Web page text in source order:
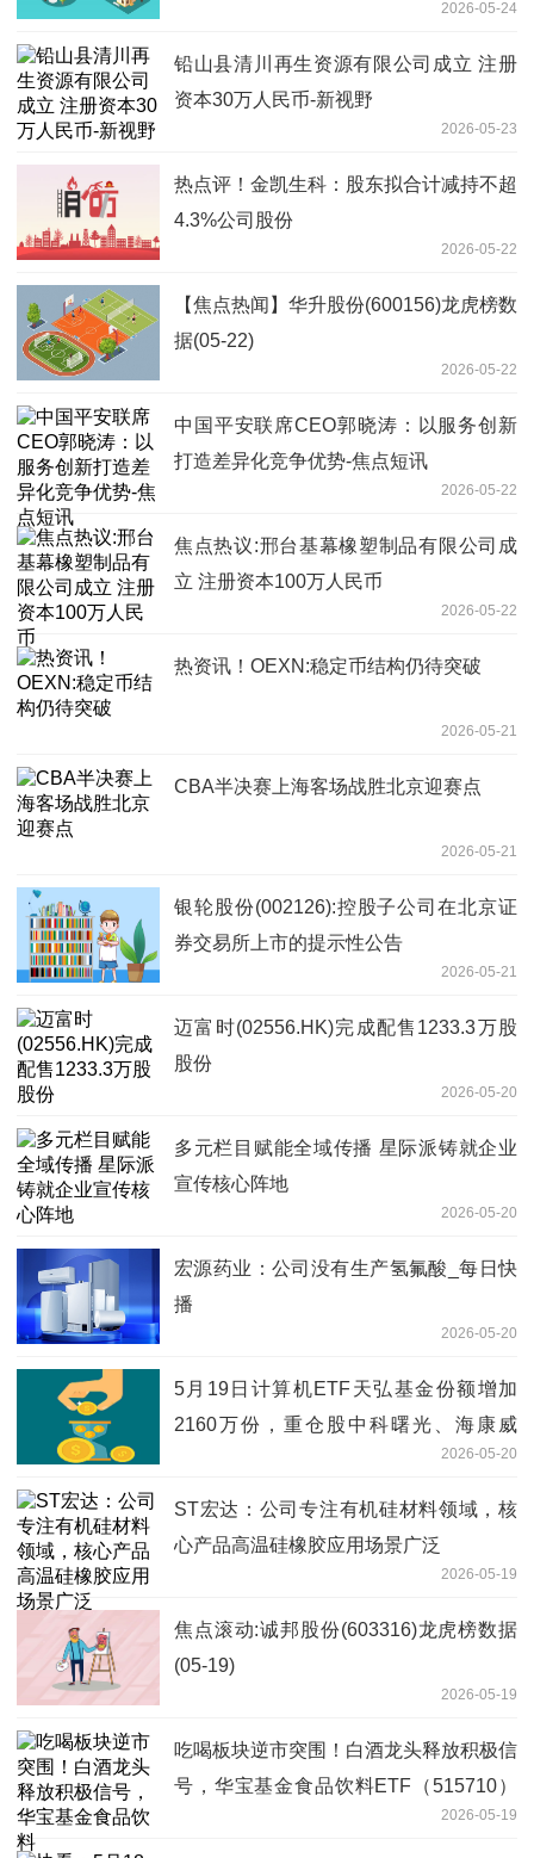
2026-05-24
铅山县清川再生资源有限公司成立 注册
资本30万人民币-新视野
2026-05-23
热点评！金凯生科：股东拟合计减持不超
4.3%公司股份
2026-05-22
【焦点热闻】华升股份(600156)龙虎榜数
据(05-22)
2026-05-22
中国平安联席CEO郭晓涛：以服务创新
打造差异化竞争优势-焦点短讯
2026-05-22
焦点热议:邢台基幕橡塑制品有限公司成
立 注册资本100万人民币
2026-05-22
热资讯！OEXN:稳定币结构仍待突破
2026-05-21
CBA半决赛上海客场战胜北京迎赛点
2026-05-21
银轮股份(002126):控股子公司在北京证
券交易所上市的提示性公告
2026-05-21
迈富时(02556.HK)完成配售1233.3万股
股份
2026-05-20
多元栏目赋能全域传播 星际派铸就企业
宣传核心阵地
2026-05-20
宏源药业：公司没有生产氢氟酸_每日快
播
2026-05-20
5月19日计算机ETF天弘基金份额增加
2160万份，重仓股中科曙光、海康威
2026-05-20
ST宏达：公司专注有机硅材料领域，核
心产品高温硅橡胶应用场景广泛
2026-05-19
焦点滚动:诚邦股份(603316)龙虎榜数据
(05-19)
2026-05-19
吃喝板块逆市突围！白酒龙头释放积极信
号，华宝基金食品饮料ETF（515710）
2026-05-19